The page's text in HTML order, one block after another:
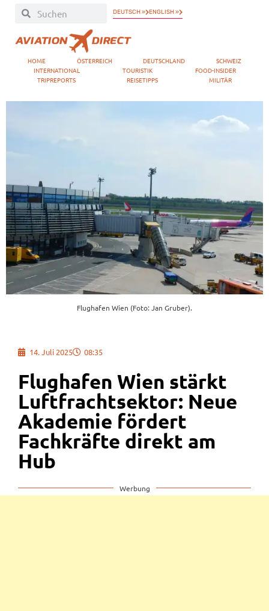
DEUTSCH » ENGLISH »
HOME ÖSTERREICH DEUTSCHLAND
SCHWEIZ
INTERNATIONAL
TOURISTIK
FOOD-INSIDER
TRIPREPORTS
REISETIPPS MILITÄR
Flughafen Wien (Foto: Jan Gruber).
14. Juli 2025 08:35
Flughafen Wien stärkt
Luftfrachtsektor: Neue
Akademie fördert
Fachkräfte direkt am
Hub
Werbung